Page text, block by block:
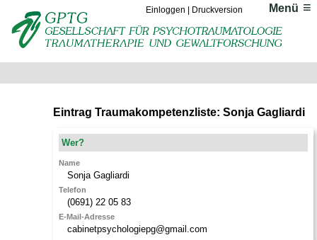
Menü
Einloggen Druckversion
Eintrag Traumakompetenzliste: Sonja Gagliardi
Wer?
Name
Sonja Gagliardi
Telefon
(0691) 22 05 83
E-Mail-Adresse
cabinetpsychologiepg@gmail.com